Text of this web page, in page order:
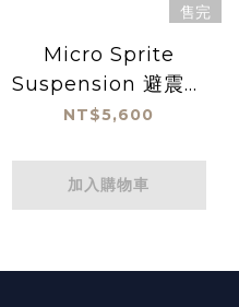
售完
Micro Sprite
Suspension 避震版
成人滑板車 灰色-適合
NT$5,600
加入購物車